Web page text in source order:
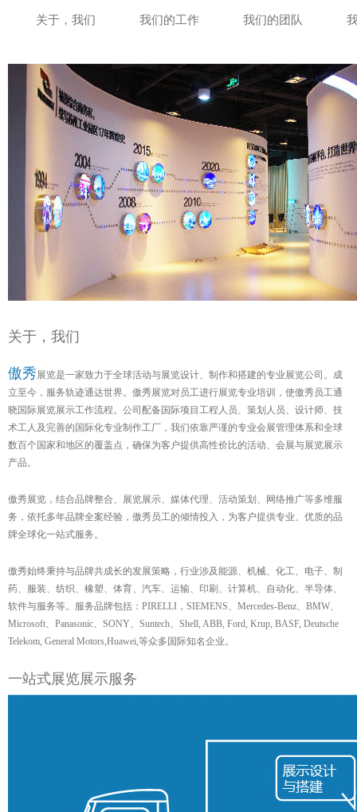
关于，我们 我们的工作 我们的团队
关于，我们
傲秀展览是一家致力于全球活动与展览设计、制作和搭建的专业展览公司。成
立至今，服务轨迹通达世界。傲秀展览对员工进行展览专业培训，使傲秀员工通
晓国际展览展示工作流程。公司配备国际项目工程人员、策划人员、设计师、技
术工人及完善的国际化专业制作工厂，我们依靠严谨的专业会展管理体系和全球
数百个国家和地区的覆盖点，确保为客户提供高性价比的活动、会展与展览展示
产品。
傲秀展览，结合品牌整合、展览展示、媒体代理、活动策划、网络推广等多维服
务，依托多年品牌全案经验，傲秀员工的倾情投入，为客户提供专业、优质的品
牌全球化一站式服务。
傲秀始终秉持与品牌共成长的发展策略，行业涉及能源、机械、化工、电子、制
药、服装、纺织、橡塑、体育、汽车、运输、印刷、计算机、自动化、半导体、
软件与服务等。服务品牌包括：PIRELLI，SIEMENS、Mercedes-Benz、BMW、
Microsoft、Panasonic、SONY、Suntech、Shell, ABB, Ford, Krup, BASF, Deutsche
Telekom, General Motors,Huawei,等众多国际知名企业。
一站式展览展示服务